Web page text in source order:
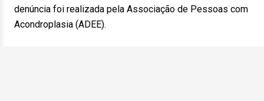
denúncia foi realizada pela Associação de Pessoas com
Acondroplasia (ADEE).